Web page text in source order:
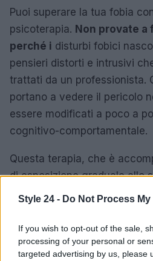
Style 24 - Do Not Process
If you wish to opt-out of the sale,
processing of your personal or
targeted advertising by us, please
Puoi superare la tua fobia
psicoterapia. Non provate a
perché i disturbi fobici
pensieri distorti e intrusivi
trattati da un professionista.
portano a vedere il pericolo
essere modificati a poco a
cognitivo-comportamentale.
Questa terapia, che è
di esposizione graduale allo
fobia, ti aiuterà a
tecniche di rilassamento
per